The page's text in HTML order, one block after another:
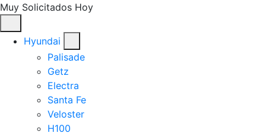
Muy Solicitados Hoy
Hyundai
Palisade
Getz
Electra
Santa Fe
Veloster
H100